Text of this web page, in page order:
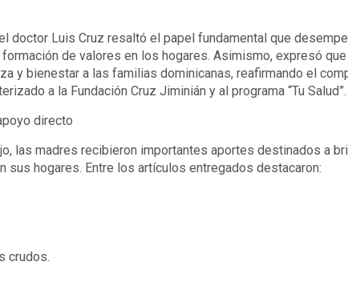
doctor Luis Cruz resaltó el papel fundamental que
de valores en los hogares. Asimismo, expresó
y bienestar a las familias dominicanas, reafirmando el
a la Fundación Cruz Jiminián y al programa “Tu Salud”.
directo
las madres recibieron importantes aportes destinados a
sus hogares. Entre los artículos entregados destacaron:
crudos.